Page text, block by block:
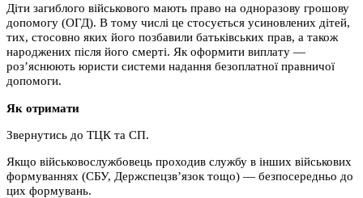
Діти загиблого військового мають право на одноразову грошову
допомогу (ОГД). В тому числі це стосується усиновлених дітей,
тих, стосовно яких його позбавили батьківських прав, а також
народжених після його смерті. Як оформити виплату —
роз’яснюють юристи системи надання безоплатної правничої
допомоги.
Як отримати
Звернутись до ТЦК та СП.
Якщо військовослужбовець проходив службу в інших військових
формуваннях (СБУ, Держспецзв’язок тощо) — безпосередньо до
цих формувань.